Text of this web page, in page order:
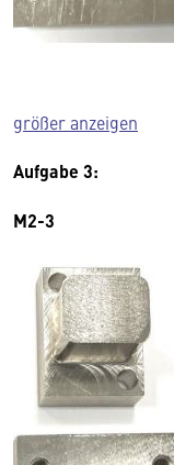
größer anzeigen
Aufgabe 3:
M2-3